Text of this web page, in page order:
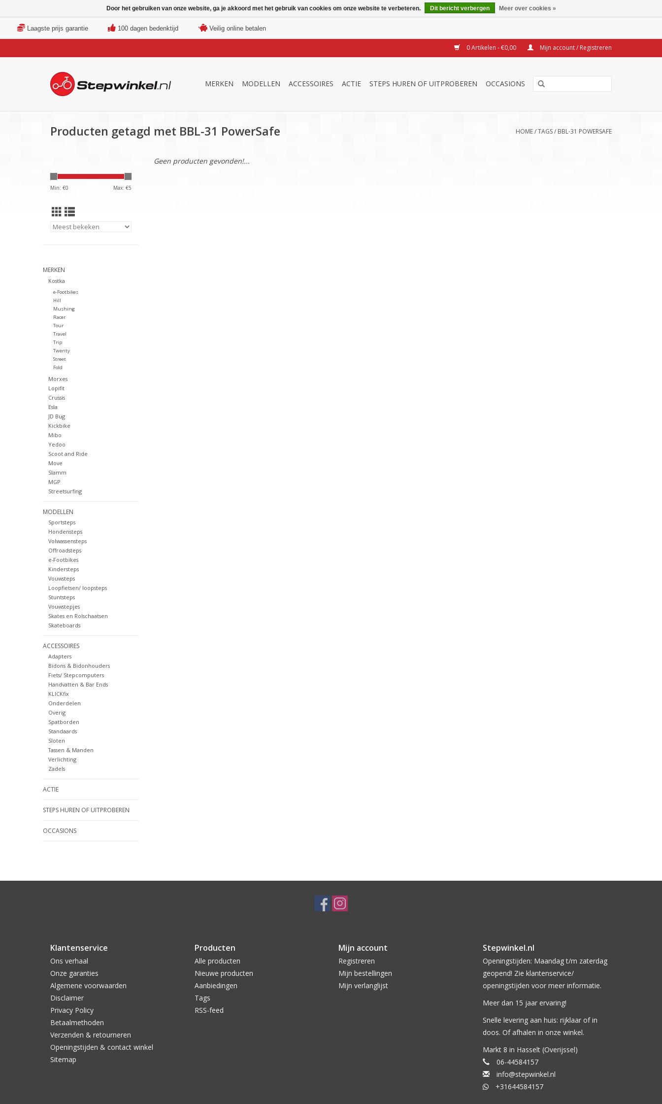
Laagste prijs garantie 100 dagen bedenktijd Veilig online betalen
0 Artikelen - €0,00 Mijn account / Registreren
MERKEN MODELLEN ACCESSOIRES ACTIE STEPS HUREN OF UITPROBEREN OCCASIONS
Producten getagd met BBL-31 PowerSafe HOME/TAGS/ BBL-31 POWERSAFE
Min: €0 Max: €5
MERKEN
Kostka
e-Footbikes
Hill
Mushing
Racer
Tour
Travel
Trip
Twenty
Street
Fold
Morxes
Lopifit
Crussis
Esla
JD Bug
Kickbike
Mibo
Yedoo
Scoot and Ride
Move
Slamm
MGP
Streetsurfing
MODELLEN
Sportsteps
Hondensteps
Volwassensteps
Offroadsteps
e-Footbikes
Kindersteps
Vouwsteps
Loopfietsen/ loopsteps
Stuntsteps
Vouwstepjes
Skates en Rolschaatsen
Skateboards
ACCESSOIRES
Adapters
Bidons & Bidonhouders
Fiets/ Stepcomputers
Handvatten & Bar Ends
KLICKfix
Onderdelen
Overig
Spatborden
Standaards
Sloten
Tassen & Manden
Verlichting
Zadels
ACTIE
STEPS HUREN OF UITPROBEREN
OCCASIONS
Geen producten gevonden!...
Klantenservice
Ons verhaal
Onze garanties
Algemene voorwaarden
Disclaimer
Privacy Policy
Betaalmethoden
Verzenden & retourneren
Openingstijden & contact winkel
Sitemap
Producten
Alle producten
Nieuwe producten
Aanbiedingen
Tags
RSS-feed
Mijn account
Registreren
Mijn bestellingen
Mijn verlanglijst
Stepwinkel.nl
Openingstijden: Maandag t/m zaterdag
geopend! Zie klantenservice/
openingstijden voor meer informatie.
Meer dan 15 jaar ervaring!
Snelle levering aan huis: rijklaar of in
doos. Of afhalen in onze winkel.
Markt 8 in Hasselt (Overijssel)
06-44584157
info@stepwinkel.nl
+31644584157
Door het gebruiken van onze website, ga je akkoord met het gebruik van cookies om onze website te verbeteren. Dit bericht verbergen Meer over cookies »